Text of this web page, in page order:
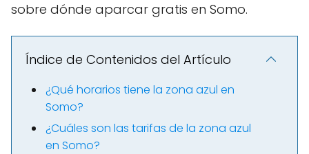
sobre dónde aparcar gratis en Somo.
Índice de Contenidos del Artículo
¿Qué horarios tiene la zona azul en
Somo?
¿Cuáles son las tarifas de la zona azul
en Somo?